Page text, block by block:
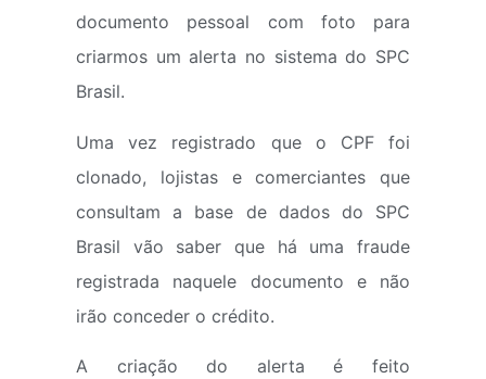
documento pessoal com foto para
criarmos um alerta no sistema do SPC
Brasil.
Uma vez registrado que o CPF foi
clonado, lojistas e comerciantes que
consultam a base de dados do SPC
Brasil vão saber que há uma fraude
registrada naquele documento e não
irão conceder o crédito.
A criação do alerta é feito